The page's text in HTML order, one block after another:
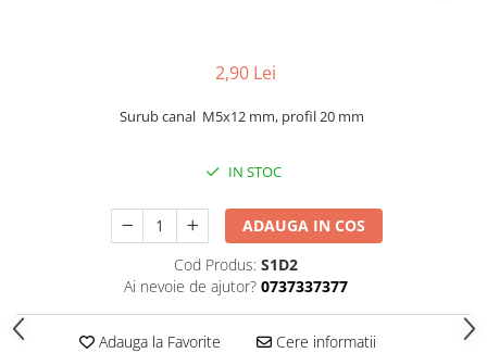
2,90 Lei
Surub canal M5x12 mm, profil 20 mm
IN STOC
ADAUGA IN COS
Cod Produs: S1D2
Ai nevoie de ajutor? 0737337377
Adauga la Favorite Cere informatii